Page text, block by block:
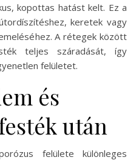
kopottas hatást kelt. Ez a
keretek vagy
A rétegek között
teljes száradását, így
felületet.
és
után
felülete különleges